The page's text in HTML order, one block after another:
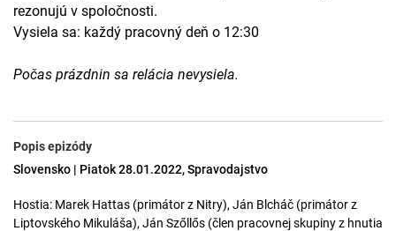
rezonujú v spoločnosti.
Vysiela sa: každý pracovný deň o 12:30
Počas prázdnin sa relácia nevysiela.
Popis epizódy
Slovensko | Piatok 28.01.2022, Spravodajstvo
Hostia: Marek Hattas (primátor z Nitry), Ján Blcháč (primátor z
Liptovského Mikuláša), Ján Szőllős (člen pracovnej skupiny z hnutia